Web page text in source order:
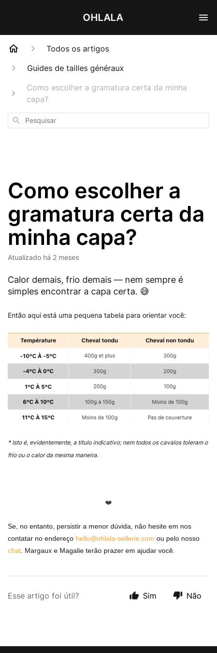
OHLALA
Todos os artigos
Guides de tailles généraux
Como escolher a gramatura certa da minha
capa?
Pesquisar
Como escolher a
gramatura certa da
minha capa?
Atualizado há 2 meses
Calor demais, frio demais — nem sempre é
simples encontrar a capa certa. 😅
Então aqui está uma pequena tabela para orientar você:
* Isto é, evidentemente, a título indicativo; nem todos os cavalos toleram o
frio ou o calor da mesma maneira.
❤️
Se, no entanto, persistir a menor dúvida, não hesite em nos
contatar no endereço hello@ohlala-sellerie.com ou pelo nosso
chat Margaux e Magalie terão prazer em ajudar você.
Esse artigo foi útil? Sim Não